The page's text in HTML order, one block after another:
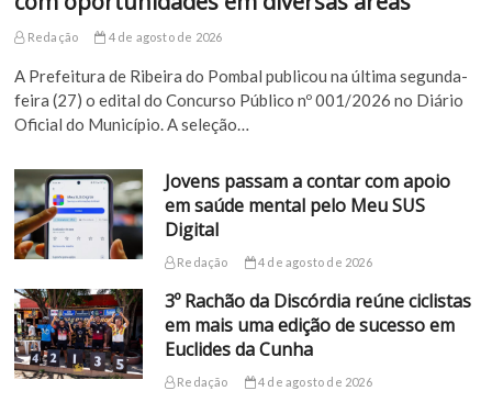
Redação 4 de agosto de 2026
A Prefeitura de Ribeira do Pombal publicou na última segunda-
feira (27) o edital do Concurso Público nº 001/2026 no Diário
Oficial do Município. A seleção…
Jovens passam a contar com apoio
em saúde mental pelo Meu SUS
Digital
Redação 4 de agosto de 2026
3º Rachão da Discórdia reúne ciclistas
em mais uma edição de sucesso em
Euclides da Cunha
Redação 4 de agosto de 2026